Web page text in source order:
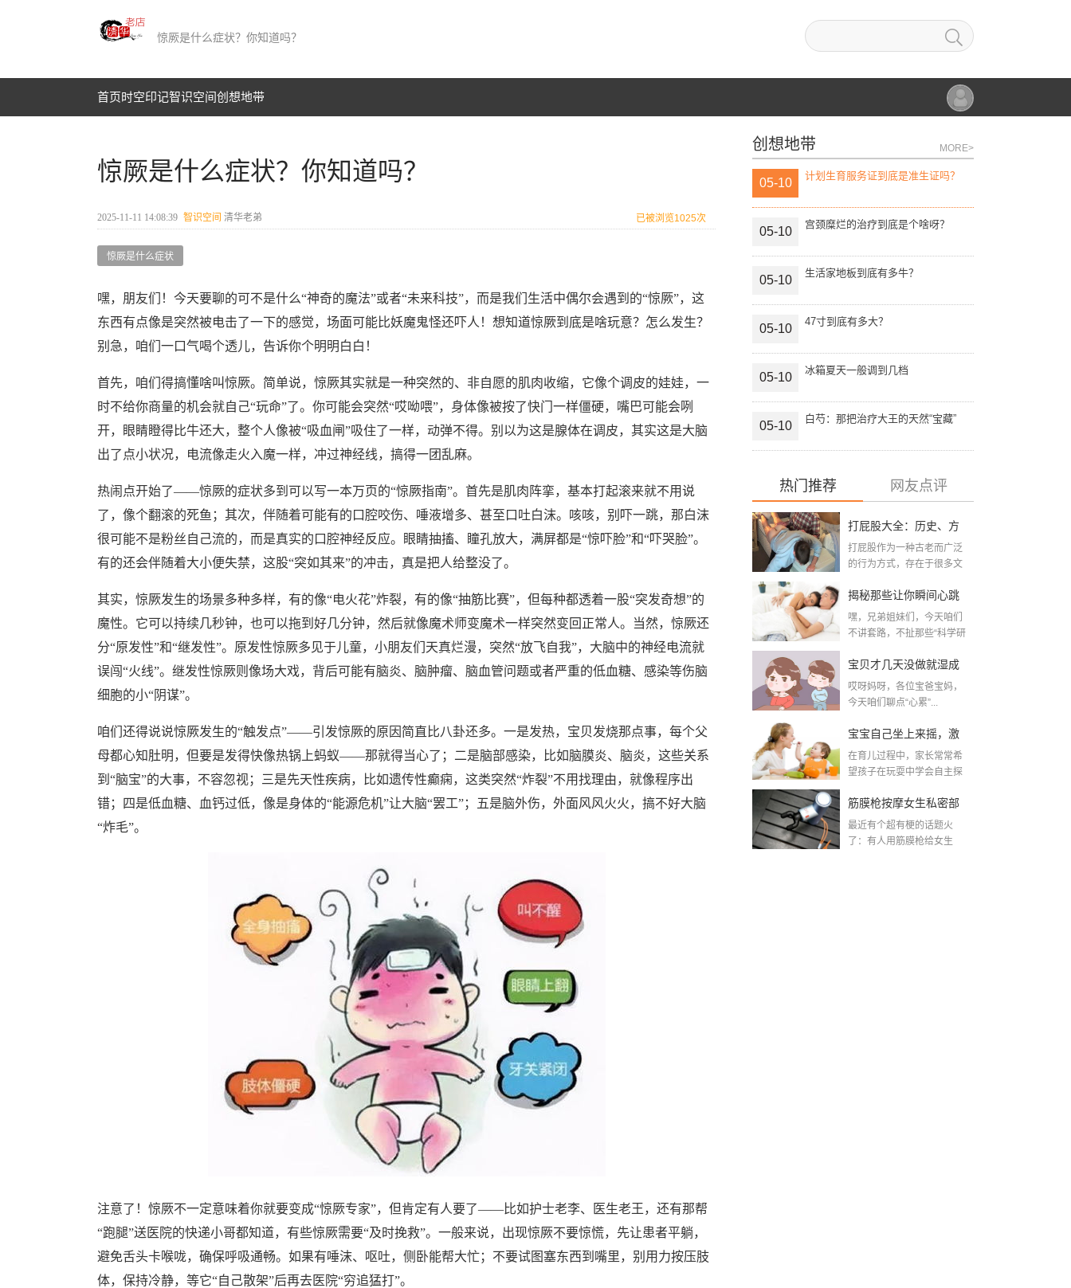
惊厥是什么症状？你知道吗？
首页时空印记​智识空间​创想地带
惊厥是什么症状？你知道吗？
2025-11-11 14:08:39 智识空间​ 清华老弟 已被浏览1025次
惊厥是什么症状
嘿，朋友们！今天要聊的可不是什么“神奇的魔法”或者“未来科技”，而是我们生活中偶尔会遇到的“惊厥”，这
东西有点像是突然被电击了一下的感觉，场面可能比妖魔鬼怪还吓人！想知道惊厥到底是啥玩意？怎么发生？
别急，咱们一口气喝个透儿，告诉你个明明白白！
首先，咱们得搞懂啥叫惊厥。简单说，惊厥其实就是一种突然的、非自愿的肌肉收缩，它像个调皮的娃娃，一
时不给你商量的机会就自己“玩命”了。你可能会突然“哎呦喂”，身体像被按了快门一样僵硬，嘴巴可能会咧
开，眼睛瞪得比牛还大，整个人像被“吸血闸”吸住了一样，动弹不得。别以为这是腺体在调皮，其实这是大脑
出了点小状况，电流像走火入魔一样，冲过神经线，搞得一团乱麻。
热闹点开始了——惊厥的症状多到可以写一本万页的“惊厥指南”。首先是肌肉阵挛，基本打起滚来就不用说
了，像个翻滚的死鱼；其次，伴随着可能有的口腔咬伤、唾液增多、甚至口吐白沫。咳咳，别吓一跳，那白沫
很可能不是粉丝自己流的，而是真实的口腔神经反应。眼睛抽搐、瞳孔放大，满屏都是“惊吓脸”和“吓哭脸”。
有的还会伴随着大小便失禁，这股“突如其来”的冲击，真是把人给整没了。
其实，惊厥发生的场景多种多样，有的像“电火花”炸裂，有的像“抽筋比赛”，但每种都透着一股“突发奇想”的
魔性。它可以持续几秒钟，也可以拖到好几分钟，然后就像魔术师变魔术一样突然变回正常人。当然，惊厥还
分“原发性”和“继发性”。原发性惊厥多见于儿童，小朋友们天真烂漫，突然“放飞自我”，大脑中的神经电流就
误闯“火线”。继发性惊厥则像场大戏，背后可能有脑炎、脑肿瘤、脑血管问题或者严重的低血糖、感染等伤脑
细胞的小“阴谋”。
咱们还得说说惊厥发生的“触发点”——引发惊厥的原因简直比八卦还多。一是发热，宝贝发烧那点事，每个父
母都心知肚明，但要是发得快像热锅上蚂蚁——那就得当心了；二是脑部感染，比如脑膜炎、脑炎，这些关系
到“脑宝”的大事，不容忽视；三是先天性疾病，比如遗传性癫痫，这类突然“炸裂”不用找理由，就像程序出
错；四是低血糖、血钙过低，像是身体的“能源危机”让大脑“罢工”；五是脑外伤，外面风风火火，搞不好大脑
“炸毛”。
注意了！惊厥不一定意味着你就要变成“惊厥专家”，但肯定有人要了——比如护士老李、医生老王，还有那帮
“跑腿”送医院的快递小哥都知道，有些惊厥需要“及时挽救”。一般来说，出现惊厥不要惊慌，先让患者平躺，
避免舌头卡喉咙，确保呼吸通畅。如果有唾沫、呕吐，侧卧能帮大忙；不要试图塞东西到嘴里，别用力按压肢
体，保持冷静，等它“自己散架”后再去医院“穷追猛打”。
创想地带 MORE>
05-10
计划生育服务证到底是准生证吗？
05-10
宫颈糜烂的治疗到底是个啥呀？
05-10
生活家地板到底有多牛？
05-10
47寸到底有多大？
05-10
冰箱夏天一般调到几档
05-10
白芍：那把治疗大王的天然“宝藏”
热门推荐 网友点评
打屁股大全：历史、方
法与注意事项全解析
打屁股作为一种古老而广泛
的行为方式，存在于很多文
揭秘那些让你瞬间心跳
加速的夫妻性生活姿
切吗？
嘿，兄弟姐妹们，今天咱们
不讲套路，不扯那些“科学研
宝贝才几天没做就湿成
这个样，是不是出轨
哎呀妈呀，各位宝爸宝妈，
今天咱们聊点“心累”...
宝宝自己坐上来摇，激
发孩子自主探索的乐趣
在育儿过程中，家长常常希
望孩子在玩耍中学会自主探
筋膜枪按摩女生私密部
位？这波操作太有创意
最近有个超有梗的话题火
了：有人用筋膜枪给女生